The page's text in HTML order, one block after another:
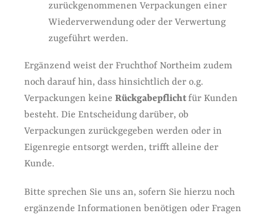
zurückgenommenen Verpackungen einer
Wiederverwendung oder der Verwertung
zugeführt werden.
Ergänzend weist der Fruchthof Northeim zudem
noch darauf hin, dass hinsichtlich der o.g.
Verpackungen keine Rückgabepflichtfür Kunden
besteht. Die Entscheidung darüber, ob
Verpackungen zurückgegeben werden oder in
Eigenregie entsorgt werden, trifft alleine der
Kunde.
Bitte sprechen Sie uns an, sofern Sie hierzu noch
ergänzende Informationen benötigen oder Fragen